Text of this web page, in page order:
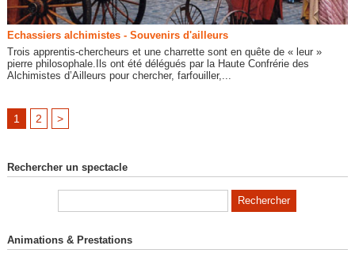
Echassiers alchimistes - Souvenirs d'ailleurs
Trois apprentis-chercheurs et une charrette sont en quête de « leur »
pierre philosophale.Ils ont été délégués par la Haute Confrérie des
Alchimistes d’Ailleurs pour chercher, farfouiller,...
1 2 >
Rechercher un spectacle
Animations & Prestations